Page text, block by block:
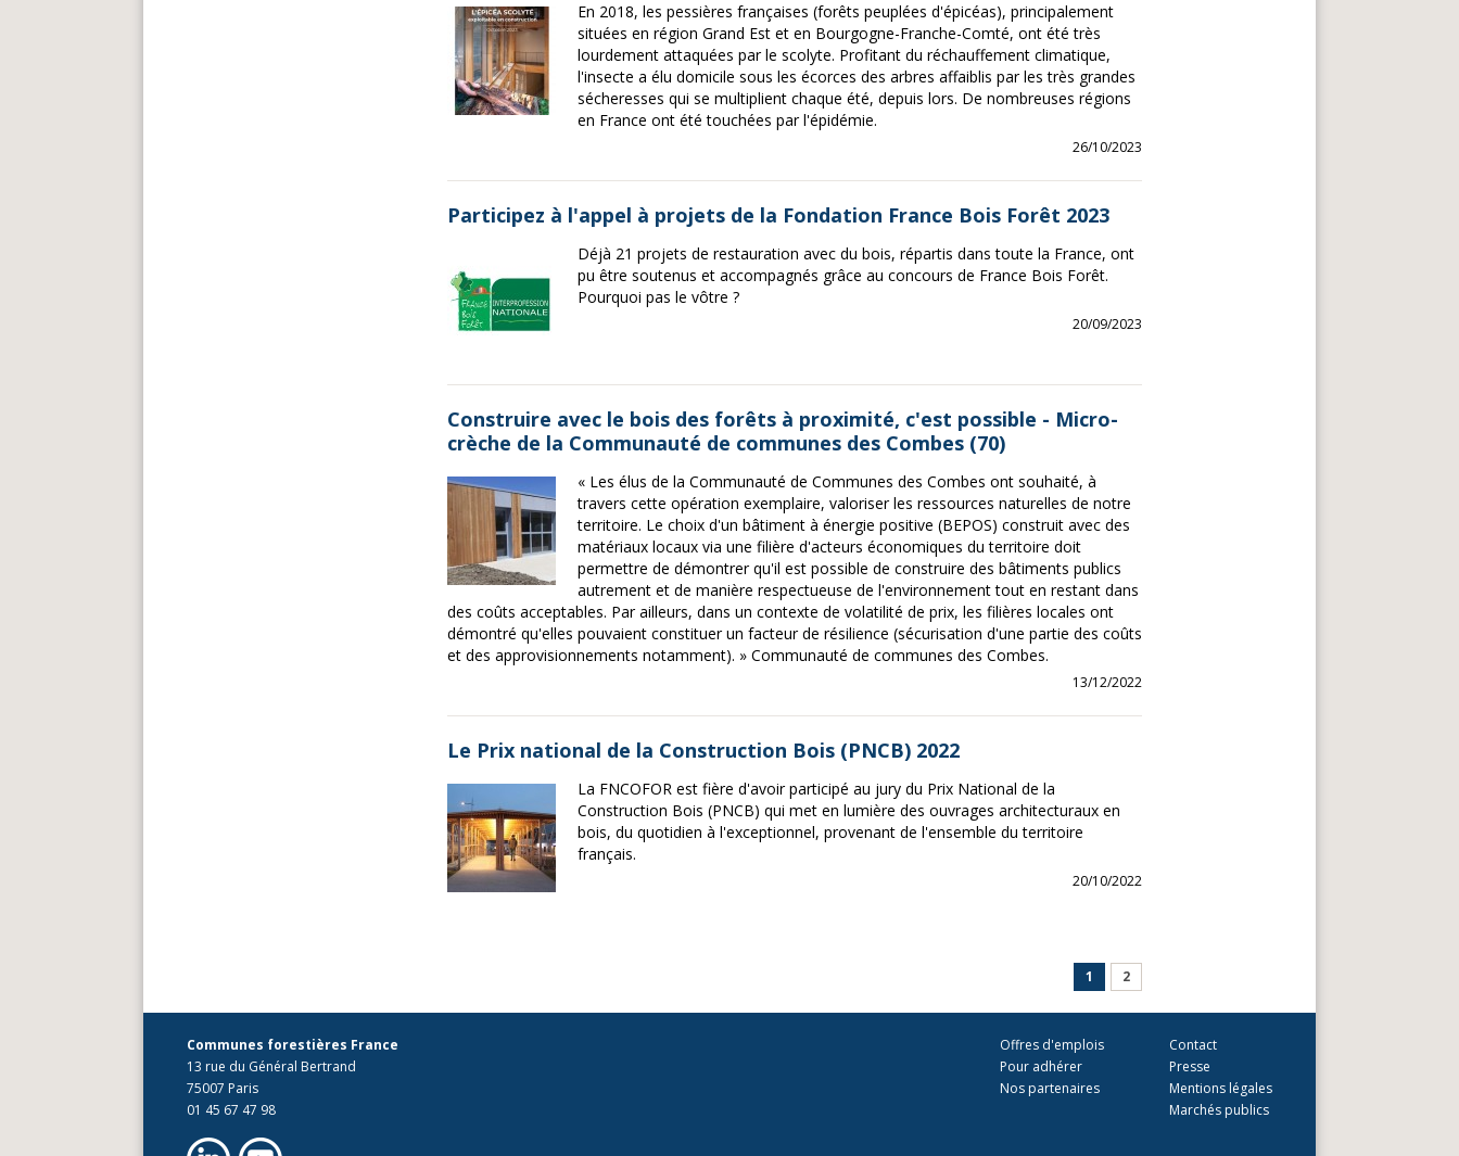
En 2018, les pessières françaises (forêts peuplées d'épicéas), principalement
situées en région Grand Est et en Bourgogne-Franche-Comté, ont été très
lourdement attaquées par le scolyte. Profitant du réchauffement climatique,
l'insecte a élu domicile sous les écorces des arbres affaiblis par les très grandes
sécheresses qui se multiplient chaque été, depuis lors. De nombreuses régions
en France ont été touchées par l'épidémie.
26/10/2023
Participez à l'appel à projets de la Fondation France Bois Forêt 2023
Déjà 21 projets de restauration avec du bois, répartis dans toute la France, ont
pu être soutenus et accompagnés grâce au concours de France Bois Forêt.
Pourquoi pas le vôtre ?
20/09/2023
Construire avec le bois des forêts à proximité, c'est possible - Micro-
crèche de la Communauté de communes des Combes (70)
« Les élus de la Communauté de Communes des Combes ont souhaité, à
travers cette opération exemplaire, valoriser les ressources naturelles de notre
territoire. Le choix d'un bâtiment à énergie positive (BEPOS) construit avec des
matériaux locaux via une filière d'acteurs économiques du territoire doit
permettre de démontrer qu'il est possible de construire des bâtiments publics
autrement et de manière respectueuse de l'environnement tout en restant dans
des coûts acceptables. Par ailleurs, dans un contexte de volatilité de prix, les filières locales ont
démontré qu'elles pouvaient constituer un facteur de résilience (sécurisation d'une partie des coûts
et des approvisionnements notamment). » Communauté de communes des Combes.
13/12/2022
Le Prix national de la Construction Bois (PNCB) 2022
La FNCOFOR est fière d'avoir participé au jury du Prix National de la
Construction Bois (PNCB) qui met en lumière des ouvrages architecturaux en
bois, du quotidien à l'exceptionnel, provenant de l'ensemble du territoire
français.
20/10/2022
1 2
Communes forestières France
13 rue du Général Bertrand
75007 Paris
01 45 67 47 98
Contact
Presse
Mentions légales
Marchés publics
Offres d'emplois
Pour adhérer
Nos partenaires